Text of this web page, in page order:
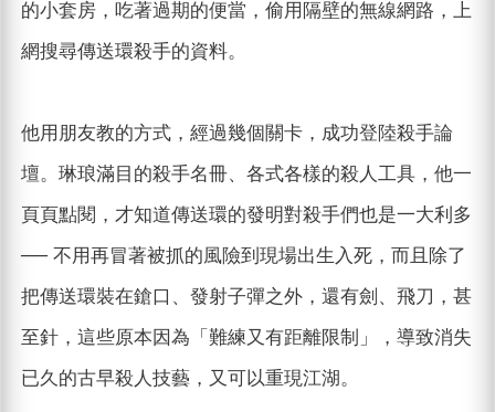
的小套房，吃著過期的便當，偷用隔壁的無線網路，上
網搜尋傳送環殺手的資料。
他用朋友教的方式，經過幾個關卡，成功登陸殺手論
壇。琳琅滿目的殺手名冊、各式各樣的殺人工具，他一
頁頁點閱，才知道傳送環的發明對殺手們也是一大利多
── 不用再冒著被抓的風險到現場出生入死，而且除了
把傳送環裝在鎗口、發射子彈之外，還有劍、飛刀，甚
至針，這些原本因為「難練又有距離限制」，導致消失
已久的古早殺人技藝，又可以重現江湖。